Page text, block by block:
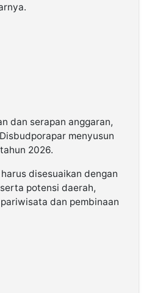
dan serapan anggaran,
menyusun
2026.
disesuaikan dengan
potensi daerah,
dan pembinaan